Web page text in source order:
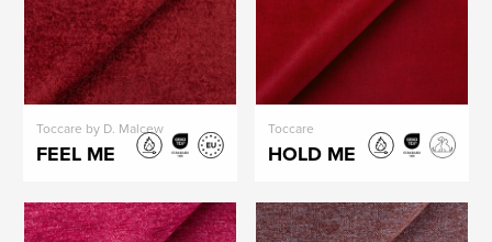
Toccare by D. Malcew
FEEL ME
Toccare
HOLD ME